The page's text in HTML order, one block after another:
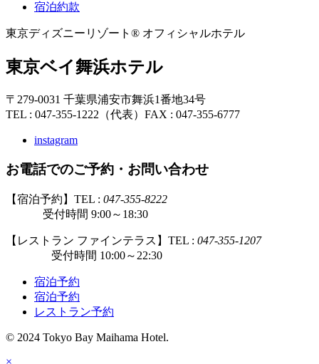
宿泊約款
東京ディズニーリゾート® オフィシャルホテル
東京ベイ舞浜ホテル
〒279-0031 千葉県浦安市舞浜1番地34号
TEL : 047-355-1222（代表） FAX : 047-355-6777
instagram
お電話でのご予約・お問い合わせ
【宿泊予約】TEL : 047-355-8222
受付時間 9:00～18:30
【レストラン ファインテラス】TEL : 047-355-1207
受付時間 10:00～22:30
宿泊予約
宿泊予約
レストラン予約
© 2024 Tokyo Bay Maihama Hotel.
×